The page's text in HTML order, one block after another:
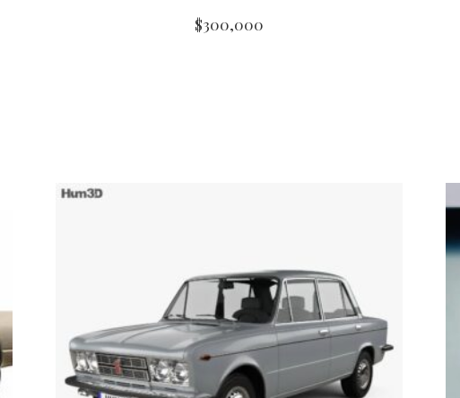
$300,000